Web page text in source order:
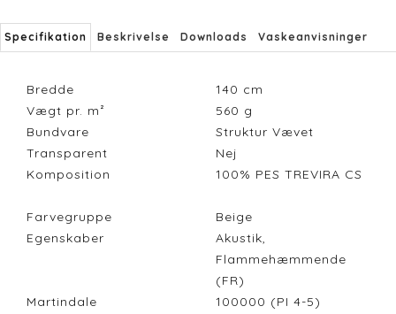
Specifikation Beskrivelse Downloads Vaskeanvisninger
Bredde 140 cm
Vægt pr. m²
560 g
Bundvare
Struktur Vævet
Transparent
Nej
Komposition
100% PES TREVIRA CS
Farvegruppe
Beige
Egenskaber
Akustik,
Flammehæmmende
(FR)
Martindale
100000 (PI 4-5)